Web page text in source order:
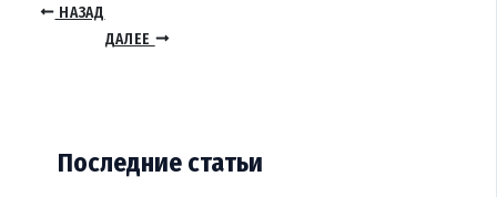
НАЗАД
ДАЛЕЕ
Последние статьи